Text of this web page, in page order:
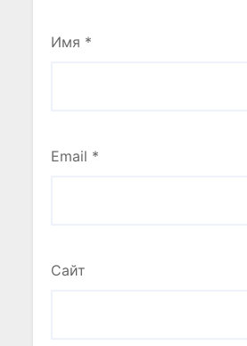
Имя *
Email *
Сайт